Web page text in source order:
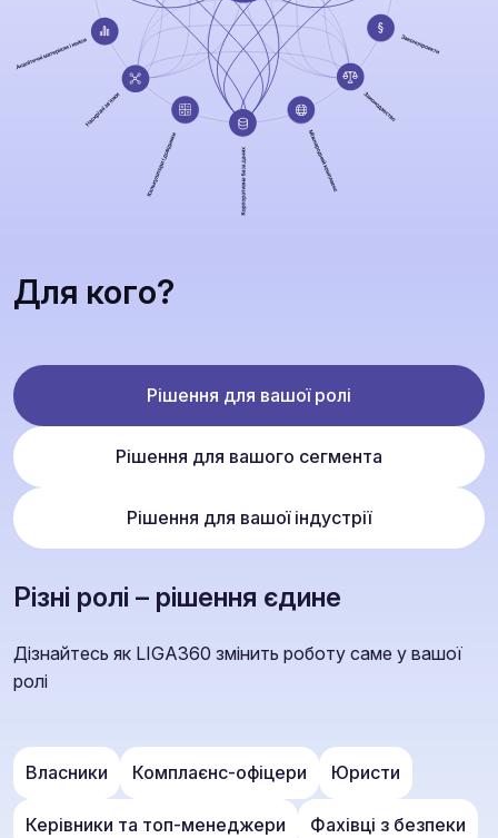
Для кого?
Рішення для вашої ролі
Рішення для вашого сегмента
Рішення для вашої індустрії
Різні ролі – рішення єдине
Дізнайтесь як LIGA360 змінить роботу саме у вашої
ролі
Власники Комплаєнс-офіцери Юристи
Керівники та топ-менеджери Фахівці з безпеки